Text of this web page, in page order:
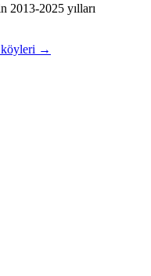
2013-2025 yılları
köyleri →